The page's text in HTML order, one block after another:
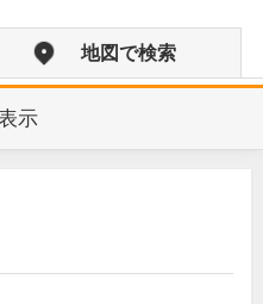
地図で検索
示